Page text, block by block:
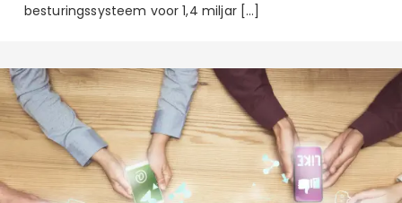
besturingssysteem voor 1,4 miljar […]